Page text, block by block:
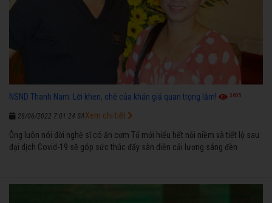
NSND Thanh Nam: Lời khen, chê của khán giả quan trọng lắm! 3605
28/06/2022 7:01:24 SA
Ông luôn nói đời nghệ sĩ có ăn cơm Tổ mới hiểu hết nỗi niềm và tiết lộ sau
đại dịch Covid-19 sẽ góp sức thúc đẩy sàn diễn cải lương sáng đèn
Xem chi tiết